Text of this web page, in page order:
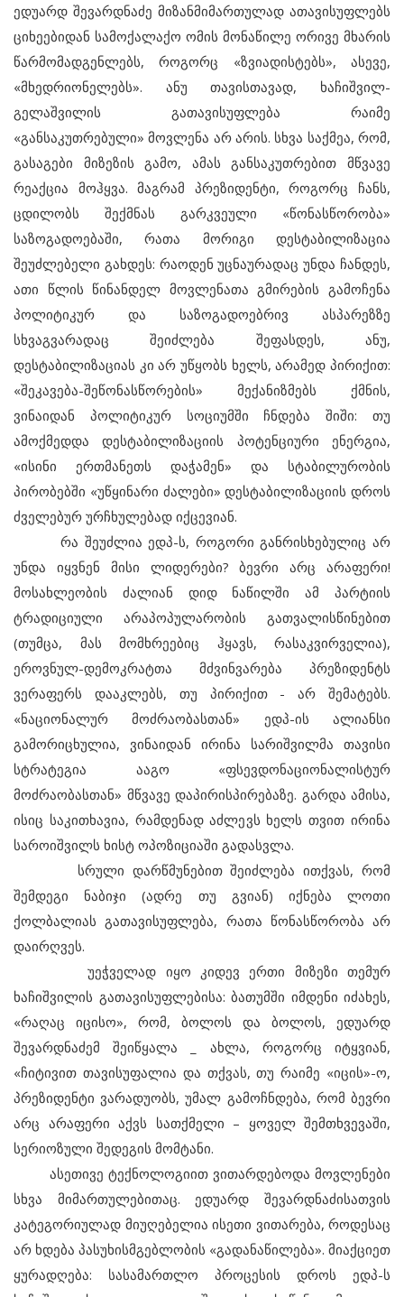
ედუარდ შევარდნაძე მიზანმიმართულად ათავისუფლებს
ციხეებიდან სამოქალაქო ომის მონაწილე ორივე მხარის
წარმომადგენლებს, როგორც «ზვიადისტებს», ასევე,
«მხედრიონელებს». ანუ თავისთავად, ხაჩიშვილ-
გელაშვილის გათავისუფლება რაიმე
«განსაკუთრებული» მოვლენა არ არის. სხვა საქმეა, რომ,
გასაგები მიზეზის გამო, ამას განსაკუთრებით მწვავე
რეაქცია მოჰყვა. მაგრამ პრეზიდენტი, როგორც ჩანს,
ცდილობს შექმნას გარკვეული «წონასწორობა»
საზოგადოებაში, რათა მორიგი დესტაბილიზაცია
შეუძლებელი გახდეს: რაოდენ უცნაურადაც უნდა ჩანდეს,
ათი წლის წინანდელ მოვლენათა გმირების გამოჩენა
პოლიტიკურ და საზოგადოებრივ ასპარეზზე
სხვაგვარადაც შეიძლება შეფასდეს, ანუ,
დესტაბილიზაციას კი არ უწყობს ხელს, არამედ პირიქით:
«შეკავება-შეწონასწორების» მექანიზმებს ქმნის,
ვინაიდან პოლიტიკურ სოციუმში ჩნდება შიში: თუ
ამოქმედდა დესტაბილიზაციის პოტენციური ენერგია,
«ისინი ერთმანეთს დაჭამენ» და სტაბილურობის
პირობებში «უწყინარი ძალები» დესტაბილიზაციის დროს
ძველებურ ურჩხულებად იქცევიან.
რა შეუძლია ედპ-ს, როგორი განრისხებულიც არ
უნდა იყვნენ მისი ლიდერები? ბევრი არც არაფერი!
მოსახლეობის ძალიან დიდ ნაწილში ამ პარტიის
ტრადიციული არაპოპულარობის გათვალისწინებით
(თუმცა, მას მომხრეებიც ჰყავს, რასაკვირველია),
ეროვნულ-დემოკრატთა მძვინვარება პრეზიდენტს
ვერაფერს დააკლებს, თუ პირიქით - არ შემატებს.
«ნაციონალურ მოძრაობასთან» ედპ-ის ალიანსი
გამორიცხულია, ვინაიდან ირინა სარიშვილმა თავისი
სტრატეგია ააგო «ფსევდონაციონალისტურ
მოძრაობასთან» მწვავე დაპირისპირებაზე. გარდა ამისა,
ისიც საკითხავია, რამდენად აძლევს ხელს თვით ირინა
საროიშვილს ხისტ ოპოზიციაში გადასვლა.
სრული დარწმუნებით შეიძლება ითქვას, რომ
შემდეგი ნაბიჯი (ადრე თუ გვიან) იქნება ლოთი
ქოლბალიას გათავისუფლება, რათა წონასწორობა არ
დაირღვეს.
უეჭველად იყო კიდევ ერთი მიზეზი თემურ
ხაჩიშვილის გათავისუფლებისა: ბათუმში იმდენი იძახეს,
«რაღაც იცისო», რომ, ბოლოს და ბოლოს, ედუარდ
შევარდნაძემ შეიწყალა _ ახლა, როგორც იტყვიან,
«ჩიტივით თავისუფალია და თქვას, თუ რაიმე «იცის»-ო,
პრეზიდენტი ვარადუობს, უმალ გამოჩნდება, რომ ბევრი
არც არაფერი აქვს სათქმელი – ყოველ შემთხვევაში,
სერიოზული შედეგის მომტანი.
ასეთივე ტექნოლოგიით ვითარდებოდა მოვლენები
სხვა მიმართულებითაც. ედუარდ შევარდნაძისათვის
კატეგორიულად მიუღებელია ისეთი ვითარება, როდესაც
არ ხდება პასუხისმგებლობის «გადანაწილება». მიაქციეთ
ყურადღება: სასამართლო პროცესის დროს ედპ-ს